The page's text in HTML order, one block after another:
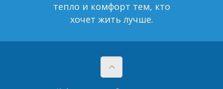
тепло и комфорт тем, кто
хочет жить лучше.